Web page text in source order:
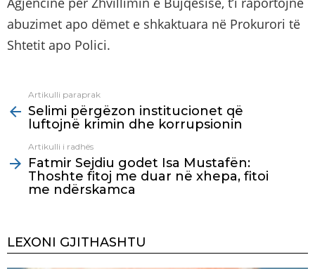
abuzimet apo dëmet e shkaktuara në Prokurori të
Shtetit apo Polici.
more
Artikulli paraprak
Selimi përgëzon institucionet që
luftojnë krimin dhe korrupsionin
Artikulli i radhës
Fatmir Sejdiu godet Isa Mustafën:
Thoshte fitoj me duar në xhepa, fitoi
me ndërskamca
LEXONI GJITHASHTU